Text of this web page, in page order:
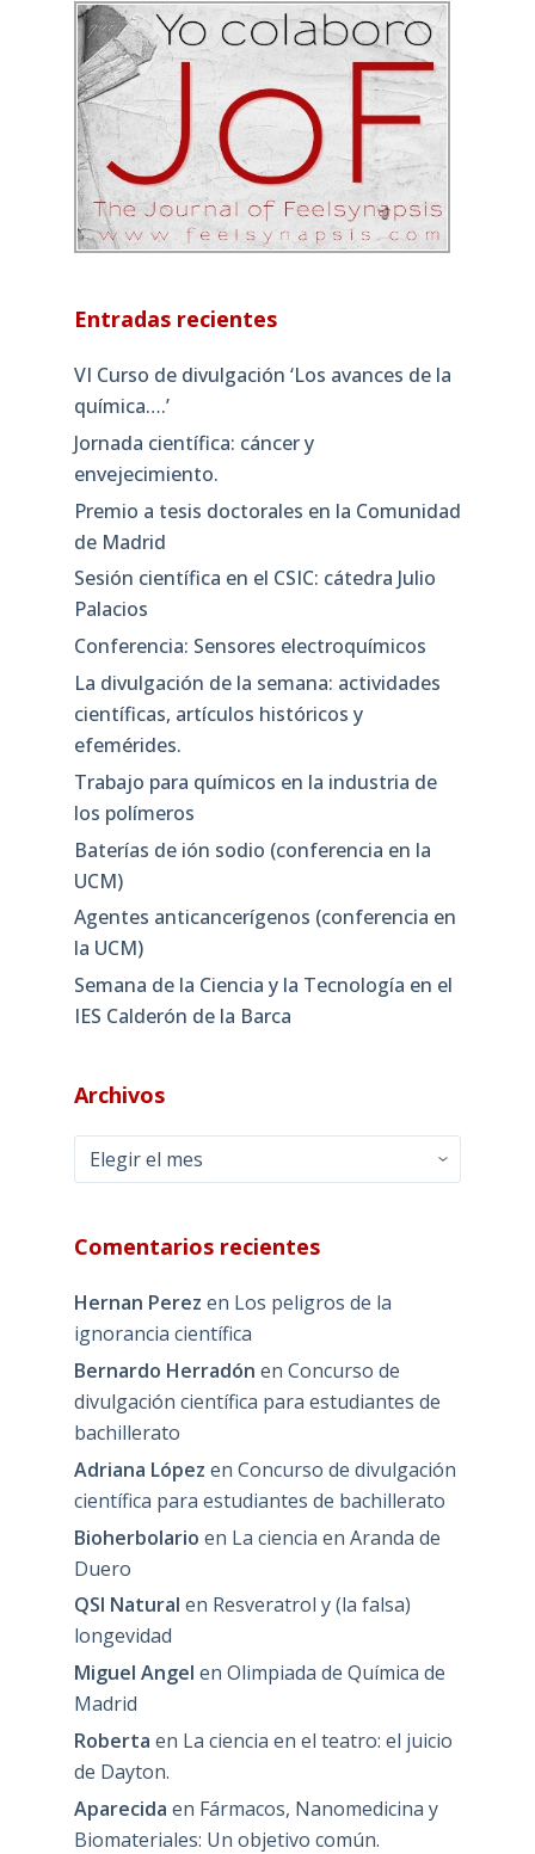
Entradas recientes
VI Curso de divulgación ‘Los avances de la
química….’
Jornada científica: cáncer y
envejecimiento.
Premio a tesis doctorales en la Comunidad
de Madrid
Sesión científica en el CSIC: cátedra Julio
Palacios
Conferencia: Sensores electroquímicos
La divulgación de la semana: actividades
científicas, artículos históricos y
efemérides.
Trabajo para químicos en la industria de
los polímeros
Baterías de ión sodio (conferencia en la
UCM)
Agentes anticancerígenos (conferencia en
la UCM)
Semana de la Ciencia y la Tecnología en el
IES Calderón de la Barca
Archivos
Archivos
Comentarios recientes
Hernan Perez en Los peligros de la
ignorancia científica
Bernardo Herradón en Concurso de
divulgación científica para estudiantes de
bachillerato
Adriana López en Concurso de divulgación
científica para estudiantes de bachillerato
Bioherbolario en La ciencia en Aranda de
Duero
QSI Natural en Resveratrol y (la falsa)
longevidad
Miguel Angel en Olimpiada de Química de
Madrid
Roberta en La ciencia en el teatro: el juicio
de Dayton.
Aparecida en Fármacos, Nanomedicina y
Biomateriales: Un objetivo común.